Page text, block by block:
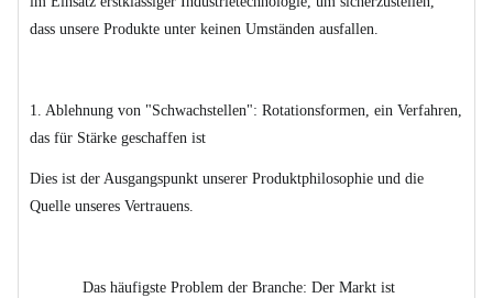
dass unsere Produkte unter keinen Umständen ausfallen.
1. Ablehnung von "Schwachstellen": Rotationsformen, ein Verfahren,
das für Stärke geschaffen ist
Dies ist der Ausgangspunkt unserer Produktphilosophie und die
Quelle unseres Vertrauens.
Das häufigste Problem der Branche: Der Markt ist